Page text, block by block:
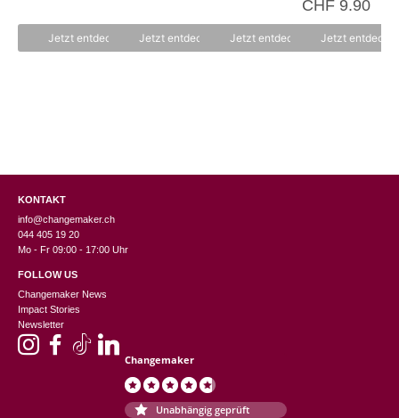
Jetzt entdecken Jetzt entdecken Jetzt entdecken
von 5
CHF9.90
Jetzt
KONTAKT
info@changemaker.ch
044 405 19 20
Mo - Fr 09:00 - 17:00 Uhr
FOLLOW US
Changemaker News
Impact Stories
Newsletter
Changemaker
Unabhängig geprüft